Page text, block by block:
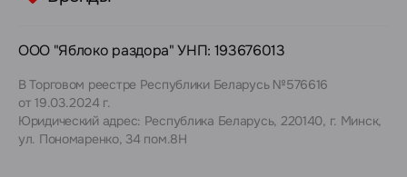
ООО "Яблоко раздора" УНП: 193676013
В Торговом реестре Республики Беларусь №576616
от 19.03.2024 г.
Юридический адрес: Республика Беларусь, 220140, г. Минск,
ул. Пономаренко, 34 пом.8Н